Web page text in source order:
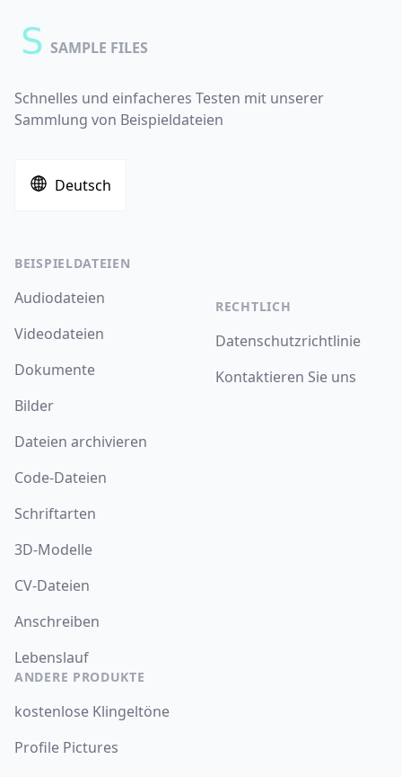
SAMPLE FILES
Schnelles und einfacheres Testen mit unserer
Sammlung von Beispieldateien
Deutsch
BEISPIELDATEIEN
Audiodateien
Videodateien
Dokumente
Bilder
Dateien archivieren
Code-Dateien
Schriftarten
3D-Modelle
CV-Dateien
Anschreiben
Lebenslauf
ANDERE PRODUKTE
kostenlose Klingeltöne
Profile Pictures
RECHTLICH
Datenschutzrichtlinie
Kontaktieren Sie uns